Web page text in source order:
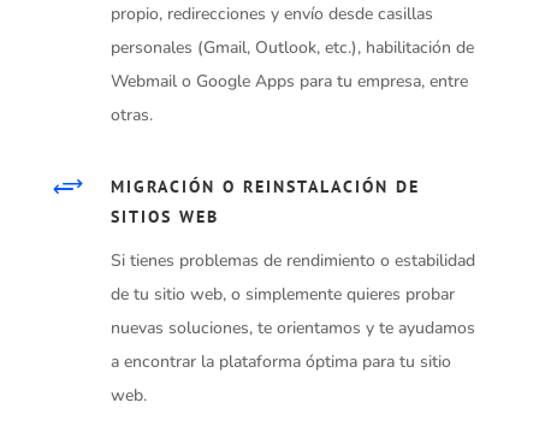
propio, redirecciones y envío desde casillas
personales (Gmail, Outlook, etc.), habilitación de
Webmail o Google Apps para tu empresa, entre
otras.
+
MIGRACIÓN O REINSTALACIÓN DE
SITIOS WEB
Si tienes problemas de rendimiento o estabilidad
de tu sitio web, o simplemente quieres probar
nuevas soluciones, te orientamos y te ayudamos
a encontrar la plataforma óptima para tu sitio
web.